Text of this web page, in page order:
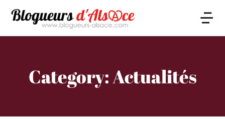
Category: Actualités